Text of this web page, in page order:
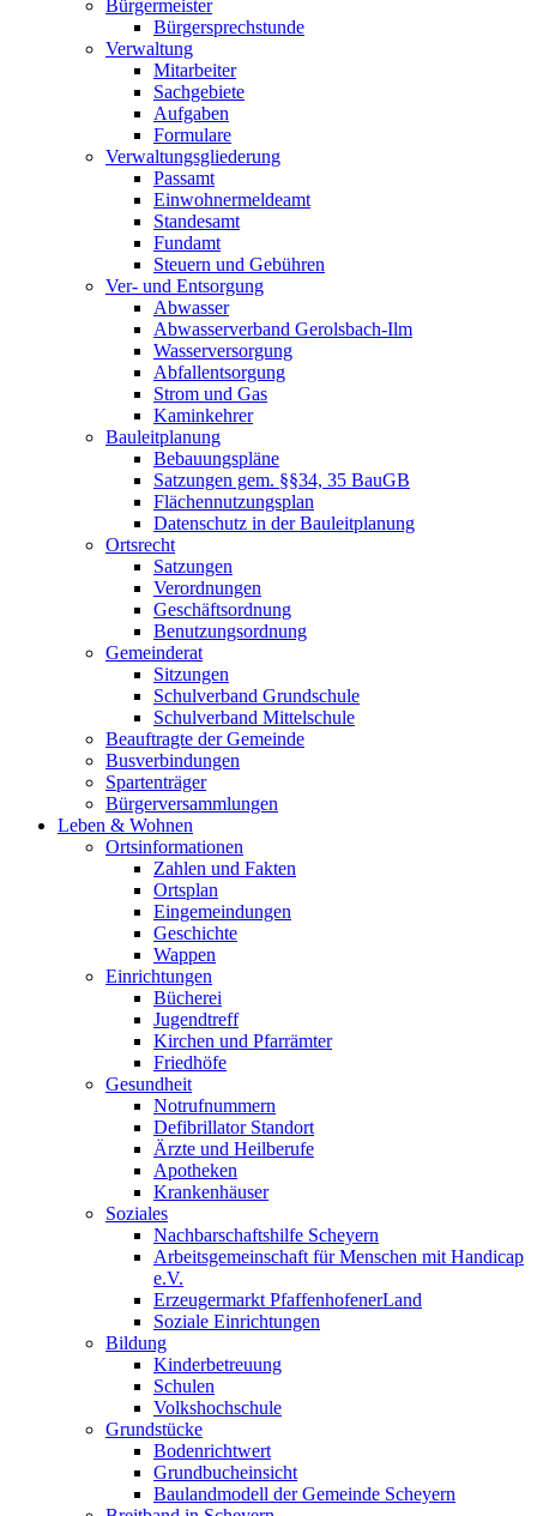
Bürgermeister
Bürgersprechstunde
Verwaltung
Mitarbeiter
Sachgebiete
Aufgaben
Formulare
Verwaltungsgliederung
Passamt
Einwohnermeldeamt
Standesamt
Fundamt
Steuern und Gebühren
Ver- und Entsorgung
Abwasser
Abwasserverband Gerolsbach-Ilm
Wasserversorgung
Abfallentsorgung
Strom und Gas
Kaminkehrer
Bauleitplanung
Bebauungspläne
Satzungen gem. §§34, 35 BauGB
Flächennutzungsplan
Datenschutz in der Bauleitplanung
Ortsrecht
Satzungen
Verordnungen
Geschäftsordnung
Benutzungsordnung
Gemeinderat
Sitzungen
Schulverband Grundschule
Schulverband Mittelschule
Beauftragte der Gemeinde
Busverbindungen
Spartenträger
Bürgerversammlungen
Leben & Wohnen
Ortsinformationen
Zahlen und Fakten
Ortsplan
Eingemeindungen
Geschichte
Wappen
Einrichtungen
Bücherei
Jugendtreff
Kirchen und Pfarrämter
Friedhöfe
Gesundheit
Notrufnummern
Defibrillator Standort
Ärzte und Heilberufe
Apotheken
Krankenhäuser
Soziales
Nachbarschaftshilfe Scheyern
Arbeitsgemeinschaft für Menschen mit Handicap
e.V.
Erzeugermarkt PfaffenhofenerLand
Soziale Einrichtungen
Bildung
Kinderbetreuung
Schulen
Volkshochschule
Grundstücke
Bodenrichtwert
Grundbucheinsicht
Baulandmodell der Gemeinde Scheyern